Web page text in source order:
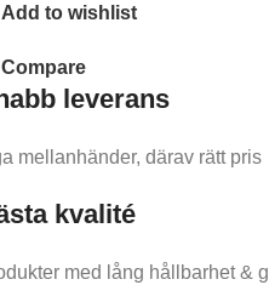
Add to wishlist
Compare
leverans​
mellanhänder, därav rätt pris
kvalité
med lång hållbarhet &